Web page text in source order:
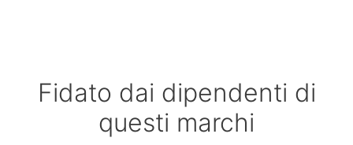
Fidato dai dipendenti di
questi marchi